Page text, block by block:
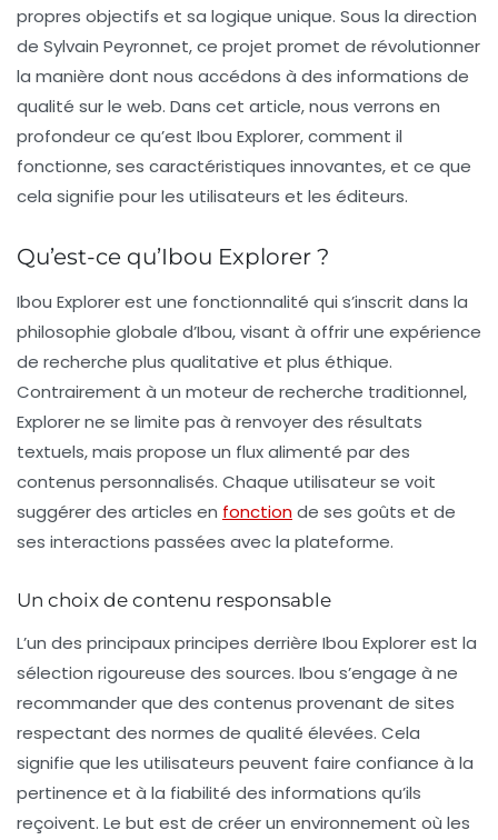
propres objectifs et sa logique unique. Sous la direction
de Sylvain Peyronnet, ce projet promet de révolutionner
la manière dont nous accédons à des informations de
qualité sur le web. Dans cet article, nous verrons en
profondeur ce qu’est Ibou Explorer, comment il
fonctionne, ses caractéristiques innovantes, et ce que
cela signifie pour les utilisateurs et les éditeurs.
Qu’est-ce qu’Ibou Explorer ?
Ibou Explorer est une fonctionnalité qui s’inscrit dans la
philosophie globale d’Ibou, visant à offrir une expérience
de recherche plus qualitative et plus éthique.
Contrairement à un moteur de recherche traditionnel,
Explorer ne se limite pas à renvoyer des résultats
textuels, mais propose un flux alimenté par des
contenus personnalisés. Chaque utilisateur se voit
suggérer des articles en fonctionde ses goûts et de
ses interactions passées avec la plateforme.
Un choix de contenu responsable
L’un des principaux principes derrière Ibou Explorer est la
sélection rigoureuse des sources. Ibou s’engage à ne
recommander que des contenus provenant de sites
respectant des normes de qualité élevées. Cela
signifie que les utilisateurs peuvent faire confiance à la
pertinence et à la fiabilité des informations qu’ils
reçoivent. Le but est de créer un environnement où les